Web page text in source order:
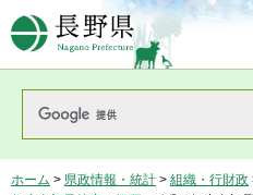
長野県Nagano
ホーム > 県政情報・統計 > 組織・行財政